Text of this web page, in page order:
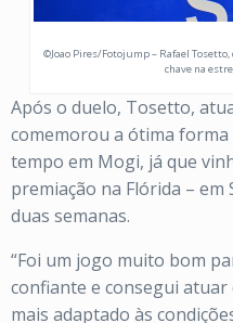
©Joao Pires/Fotojump – Rafael
chave na
Após o duelo, Tosetto,
comemorou a ótima
tempo em Mogi, já que
premiação na Flórida –
duas semanas.
“Foi um jogo muito bom
confiante e consegui atuar
mais adaptado às